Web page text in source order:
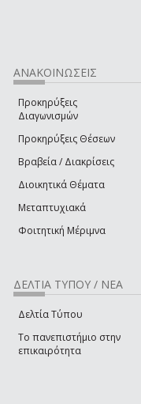
ΑΝΑΚΟΙΝΩΣΕΙΣ
Προκηρύξεις
Διαγωνισμών
Προκηρύξεις Θέσεων
Βραβεία / Διακρίσεις
Διοικητικά Θέματα
Μεταπτυχιακά
Φοιτητική Μέριμνα
ΔΕΛΤΙΑ ΤΥΠΟΥ / ΝΕΑ
Δελτία Τύπου
Το πανεπιστήμιο στην
επικαιρότητα